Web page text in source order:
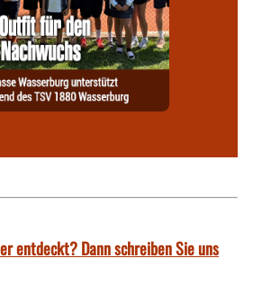
entdeckt? Dann schreiben Sie uns